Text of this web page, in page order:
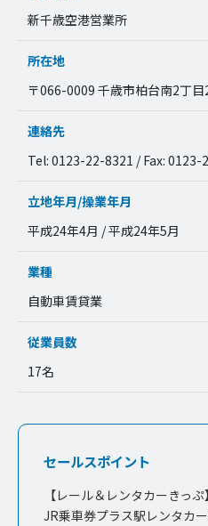
新千歳空港営業所
所在地
〒066-0009 千歳市柏台南2丁
連絡先
Tel: 0123-22-8321 / Fax: 0123-
立地年月/操業年月
平成24年4月 / 平成24年5月
業種
自動車賃貸業
従業員数
17名
セールスポイント
【レール＆レンタカーきっぷ】
JR乗車券プラス駅レンタカ